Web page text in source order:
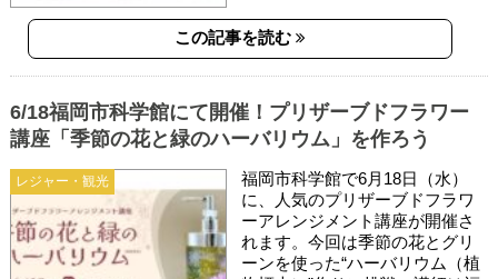
この記事を読む
レジャー・観光
6/18福岡市科学館にて開催！プリザーブドフラワー
講座「季節の花と緑のハーバリウム」を作ろう
福岡市科学館で6月18日（水）
に、人気のプリザーブドフラワ
ーアレンジメント講座が開催さ
れます。今回は季節の花とグリ
ーンを使った“ハーバリウム（植